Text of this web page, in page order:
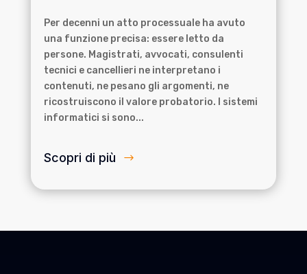
Per decenni un atto processuale ha avuto
una funzione precisa: essere letto da
persone. Magistrati, avvocati, consulenti
tecnici e cancellieri ne interpretano i
contenuti, ne pesano gli argomenti, ne
ricostruiscono il valore probatorio. I sistemi
informatici si sono...
Scopri di più